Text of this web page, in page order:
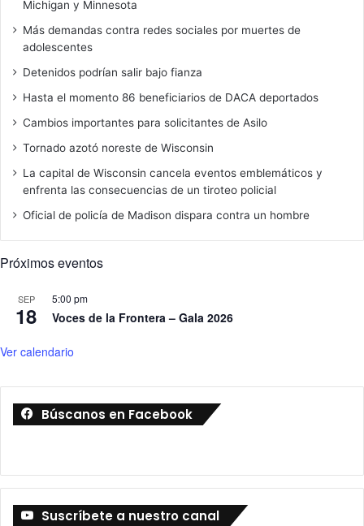
Michigan y Minnesota
Más demandas contra redes sociales por muertes de
adolescentes
Detenidos podrían salir bajo fianza
Hasta el momento 86 beneficiarios de DACA deportados
Cambios importantes para solicitantes de Asilo
Tornado azotó noreste de Wisconsin
La capital de Wisconsin cancela eventos emblemáticos y
enfrenta las consecuencias de un tiroteo policial
Oficial de policía de Madison dispara contra un hombre
Próximos eventos
SEP
18
5:00 pm
Voces de la Frontera – Gala 2026
Ver calendario
Búscanos en Facebook
Suscríbete a nuestro canal